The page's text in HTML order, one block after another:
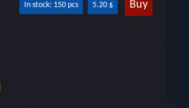
In stock: 150 pcs 5.20 $ Buy